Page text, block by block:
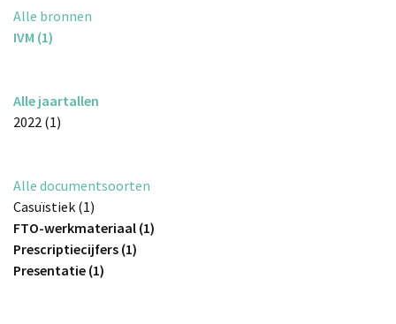
Alle bronnen
IVM (1)
Alle jaartallen
2022 (1)
Alle documentsoorten
Casuïstiek (1)
FTO-werkmateriaal (1)
Prescriptiecijfers (1)
Presentatie (1)